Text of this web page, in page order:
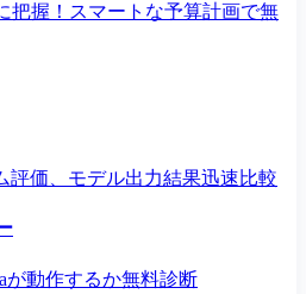
把握！スマートな予算計画で無
評価、モデル出力結果迅速比較
が動作するか無料診断